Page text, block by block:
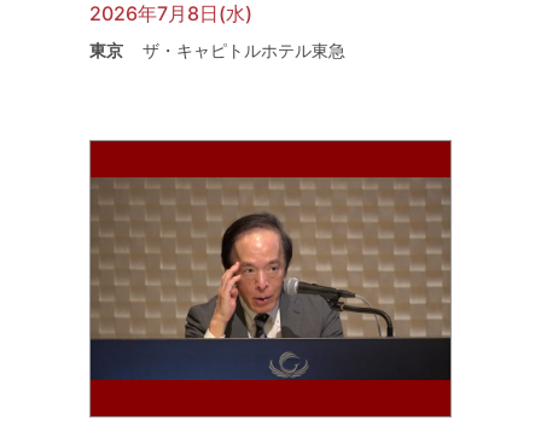
2026年7月8日(水)
東京 ザ・キャピトルホテル東急